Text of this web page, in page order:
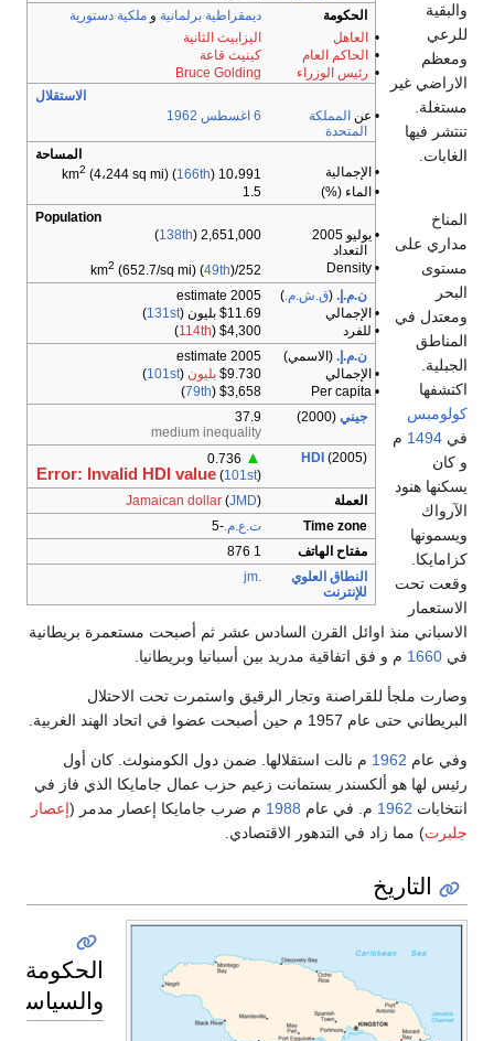
الحكومة
ديمقراطية برلمانية وملكية دستورية
•
العاهل
اليزابيث الثانية
•
الحاكم العام
كينيث قاعة
• رئيس الوزراء
Bruce Golding
الاستقلال
• عن المملكة
المتحدة
6 اغسطس 1962
المساحة
• الإجمالية
10،991 km 2 (4،244 sq mi) (166th)
• الماء (%)
1.5
Population
• يوليو 2005
التعداد
2,651,000 (
138th
)
• Density
252/km
2 (652.7/sq mi) (49th)
ن.م.إ. (ق.ش.م.)
2005 estimate
• الإجمالي
$11.69 بليون ( 131st
)
• للفرد
$4,300 (
114th
)
ن.م.إ. (الاسمي)
2005 estimate
• الإجمالي
$9.730 بليون (
101st
)
• Per capita
$3,658 (
79th
)
جيني (2000)
37.9
medium inequality
HDI (2005)
▲
Error: Invalid HDI value(101st)
العملة
Jamaican dollar(JMD)
Time zone
ت.ع.م.-5
مفتاح الهاتف
1 876
النطاق العلوي
للإنترنت
.jm
والبقية
للرعي
ومعظم
الاراضي غير
مستغلة.
تنتشر فيها
الغابات.
المناخ
مداري على
مستوى
البحر
ومعتدل في
المناطق
الجبلية.
اكتشفها
كولومبس
في 1494 م
و كان
يسكنها هنود
الآرواك
ويسمونها
كزامايكا.
وقعت تحت
الاستعمار
الاسباني منذ اوائل القرن السادس عشر ثم أصبحت مستعمرة بريطانية
في 1660 م و فق اتفاقية مدريد بين أسبانيا وبريطانيا.
وصارت ملجأ للقراصنة وتجار الرقيق واستمرت تحت الاحتلال
البريطاني حتى عام 1957 م حين أصبحت عضوا في اتحاد الهند الغربية.
وفي عام 1962 م نالت استقلالها. ضمن دول الكومنولث. كان أول
رئيس لها هو ألكسندر بستمانت زعيم حزب عمال جامايكا الذي فاز في
انتخابات 1962 م. في عام 1988 م ضرب جامايكا إعصار مدمر (إعصار
جلبرت) مما زاد في التدهور الاقتصادي.
التاريخ
الحكومة
والسياسة